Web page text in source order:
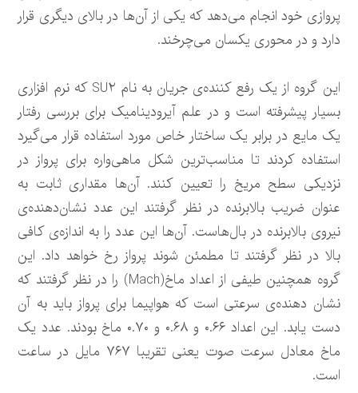
پروازی خود انجام می‌دهد که یکی از آن‌ها در بالای دیگری قرار
دارد و در محوری یکسان می‌چرخند.
این گروه از یک رفع کننده‌ی جریان به نام SU۲ که نرم افزاری
بسیار پیشرفته است و در علم آیرودینامیک برای بررسی رفتار
یک مایع در برابر یک ساختار خاص مورد استفاده قرار می‌گیرد
استفاده کردند تا مناسب‌ترین شکل ماهی‌واره برای پرواز در
نزدیکی سطح مریخ را تعیین کنند. آن‌ها مقداری ثابت به
عنوان ضریب بالابرنده در نظر گرفتند این عدد نشان‌دهنده‌ی
نیروی بالابرنده در بال‌هاست. آن‌ها این عدد را به اندازه‌ی کافی
بالا در نظر گرفتند تا مطمئن شوند پرواز رخ خواهد داد. این
گروه همچنین طیفی از اعداد ماخ(Mach) را در نظر گرفتند که
نشان دهنده‌ی سرعتی است که هواپیما برای پرواز باید به آن
دست یابد. این اعداد ۰.۶۶ و ۰.۶۸ و ۰.۷۰ ماخ بودند. عدد یک
ماخ معادل سرعت صوت یعنی تقریبا ۷۶۷ مایل در ساعت
است.